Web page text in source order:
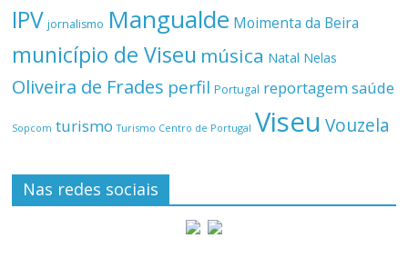
IPV jornalismo Mangualde Moimenta da Beira
município de Viseu música Natal Nelas
Oliveira de Frades perfil Portugal reportagemsaúde
Sopcom turismo Turismo Centro de Portugal Viseu Vouzela
Nas redes sociais